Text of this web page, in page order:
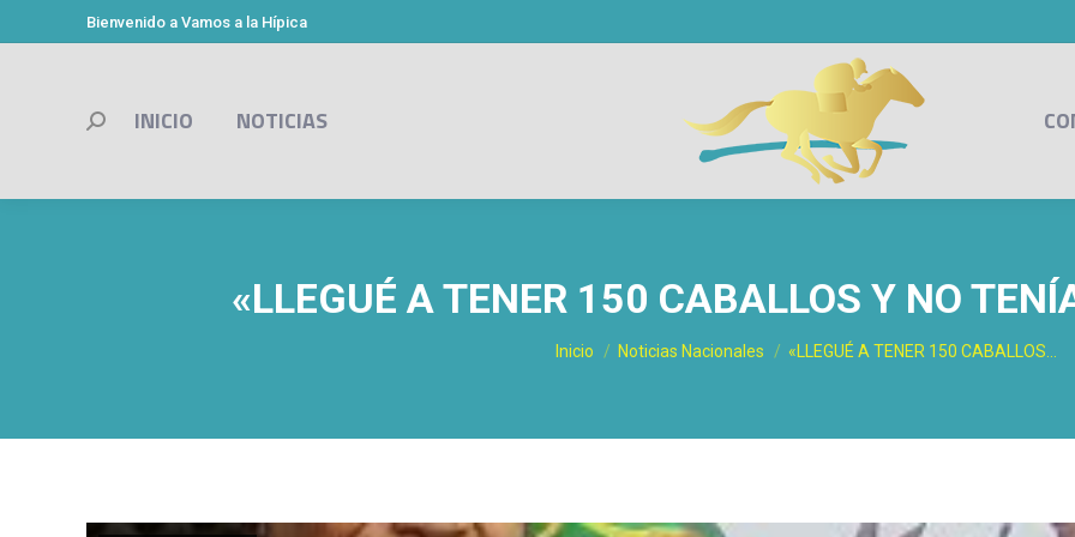
Bienvenido a Vamos a la Hípica
INICIO NOTICIAS
Buscar:
«LLEGUÉ A TENER 150 CABALLOS Y NO
Estás aquí:
Inicio Noticias Nacionales «LLEGUÉ A TENER 150 CABALLOS…